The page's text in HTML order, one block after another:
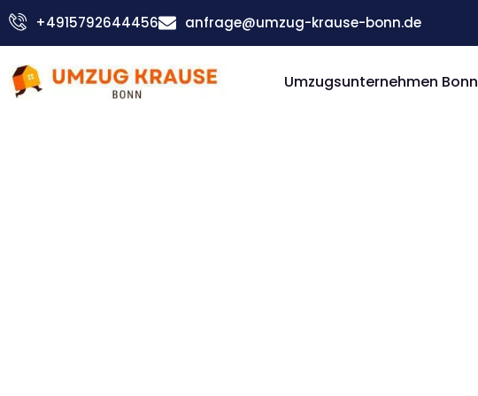
Zum
Inhalt
+4915792644456 anfrage@umzug-krause-bonn.de
Umzugsunternehmen Bonn